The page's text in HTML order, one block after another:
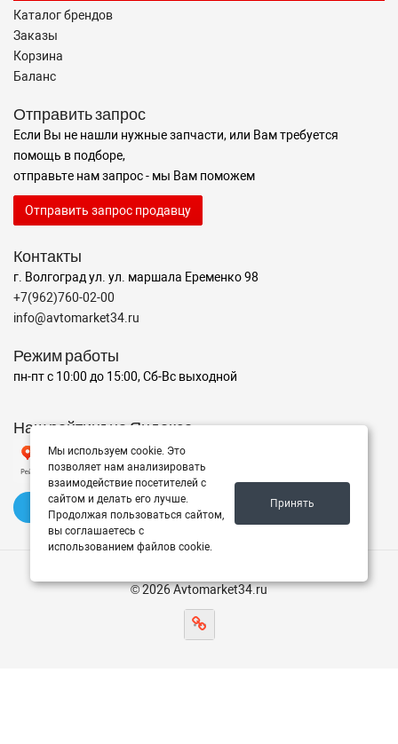
Каталог брендов
Заказы
Корзина
Баланс
Отправить запрос
Если Вы не нашли нужные запчасти, или Вам требуется
помощь в подборе,
отправьте нам запрос - мы Вам поможем
Отправить запрос продавцу
Контакты
г. Волгоград ул. ул. маршала Еременко 98
+7(962)760-02-00
info@avtomarket34.ru
Режим работы
пн-пт с 10:00 до 15:00, Сб-Вс выходной
Наш рейтинг на Яндексе
✍️ Оставить отзыв
© 2026 Avtomarket34.ru
Мы используем cookie. Это
позволяет нам анализировать
взаимодействие посетителей с
сайтом и делать его лучше.
Продолжая пользоваться сайтом,
вы соглашаетесь с
использованием файлов cookie.
Принять